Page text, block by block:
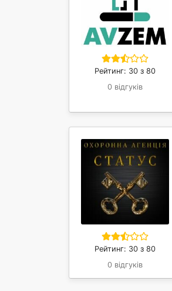
Рейтинг: 30 з 80
0 відгуків
Рейтинг: 30 з 80
0 відгуків